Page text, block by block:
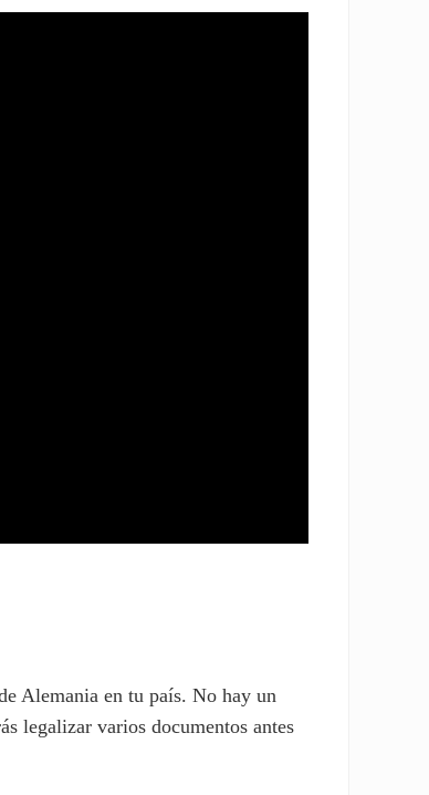
Alemania en tu país. No hay un
legalizar varios documentos antes